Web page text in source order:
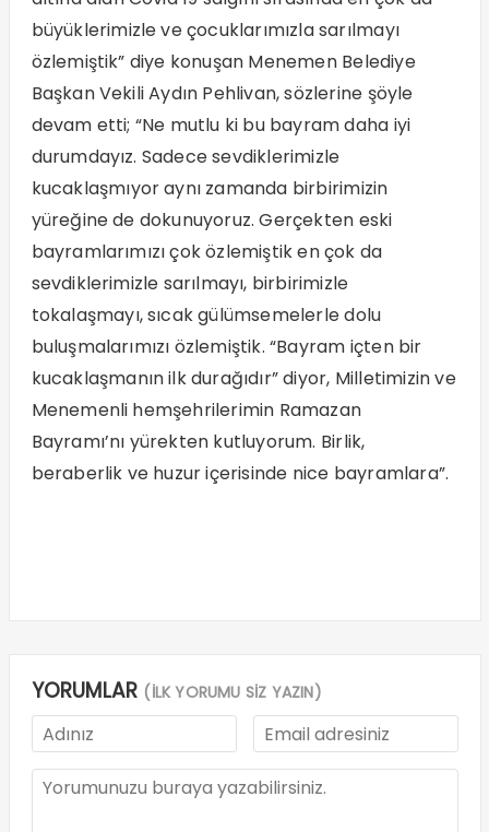
büyüklerimizle ve çocuklarımızla sarılmayı
özlemiştik” diye konuşan Menemen Belediye
Başkan Vekili Aydın Pehlivan, sözlerine şöyle
devam etti; “Ne mutlu ki bu bayram daha iyi
durumdayız. Sadece sevdiklerimizle
kucaklaşmıyor aynı zamanda birbirimizin
yüreğine de dokunuyoruz. Gerçekten eski
bayramlarımızı çok özlemiştik en çok da
sevdiklerimizle sarılmayı, birbirimizle
tokalaşmayı, sıcak gülümsemelerle dolu
buluşmalarımızı özlemiştik. “Bayram içten bir
kucaklaşmanın ilk durağıdır” diyor, Milletimizin ve
Menemenli hemşehrilerimin Ramazan
Bayramı’nı yürekten kutluyorum. Birlik,
beraberlik ve huzur içerisinde nice bayramlara”.
YORUMLAR (İLK YORUMU SİZ YAZIN)